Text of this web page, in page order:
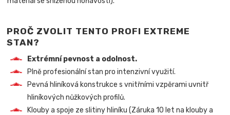
PROČ ZVOLIT TENTO PROFI EXTREME
STAN?
Extrémní pevnost a odolnost.
Plně profesionální stan pro intenzivní využití.
Pevná hliníková konstrukce s vnitřními vzpěrami uvnitř
hliníkových nůžkových profilů.
Klouby a spoje ze slitiny hliníku (Záruka 10 let na klouby a